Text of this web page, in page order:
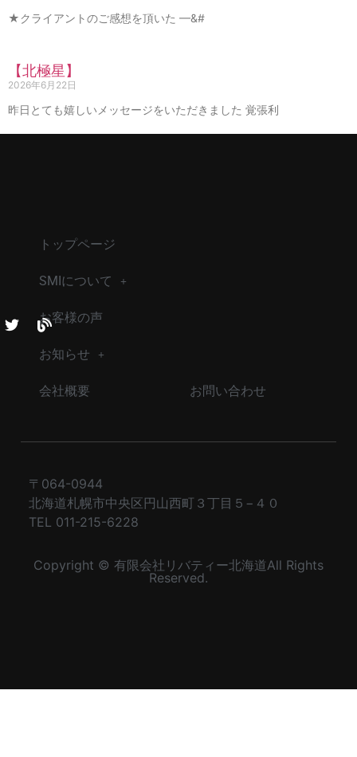
★クライアントのご感想を頂いた —&#
【北極星】
2026年6月22日
昨日とても嬉しいメッセージをいただきました 覚張利
トップページ
SMIについて
お客様の声
お知らせ
会社概要 お問い合わせ
〒064-0944
北海道札幌市中央区円山西町３丁目５−４０
TEL 011-215-6228
Copyright © 有限会社リバティー北海道All Rights
Reserved.